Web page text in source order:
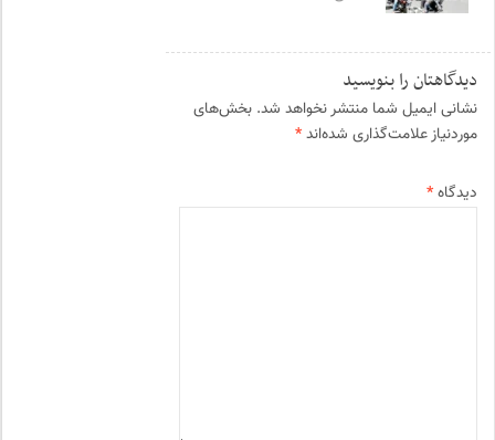
دیدگاهتان را بنویسید
نشانی ایمیل شما منتشر نخواهد شد. بخش‌های
موردنیاز علامت‌گذاری شده‌اند*
دیدگاه*